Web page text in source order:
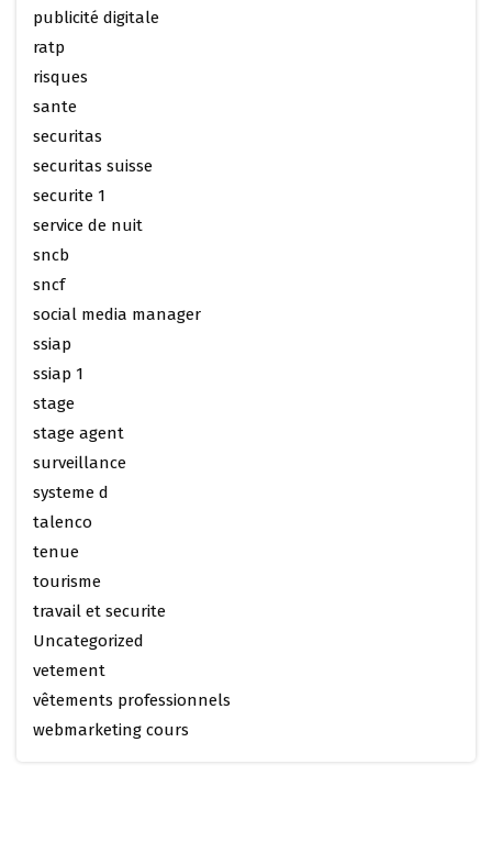
publicité digitale
ratp
risques
sante
securitas
securitas suisse
securite 1
service de nuit
sncb
sncf
social media manager
ssiap
ssiap 1
stage
stage agent
surveillance
systeme d
talenco
tenue
tourisme
travail et securite
Uncategorized
vetement
vêtements professionnels
webmarketing cours